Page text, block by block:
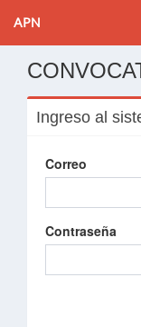
APN
Ingreso al
Correo
Contraseña